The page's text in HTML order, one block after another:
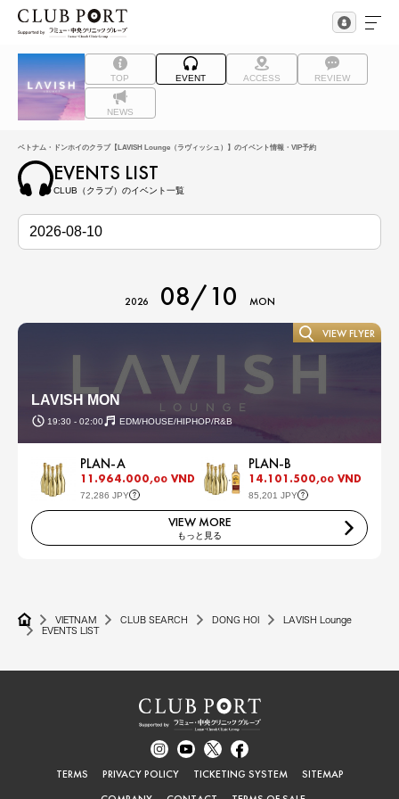
TOP EVENT ACCESS REVIEW
NEWS
ベトナム・ドンホイのクラブ【LAVISH Lounge（ラヴィッシュ）】のイベント情報・VIP予約
EVENTS LIST
CLUB（クラブ）のイベント一覧
2026 08/10 MON
LAVISH MON
19:30 - 02:00 EDM/HOUSE/HIPHOP/R&B
VIEW FLYER
PLAN-A
11.964.000,00 VND
72,286 JPY
PLAN-B
14.101.500,00 VND
85,201 JPY
VIEW MORE
もっと見る
VIETNAM CLUB SEARCH DONG HOI
LAVISH Lounge
EVENTS LIST
TERMS PRIVACY POLICY TICKETING SYSTEM
SITEMAP